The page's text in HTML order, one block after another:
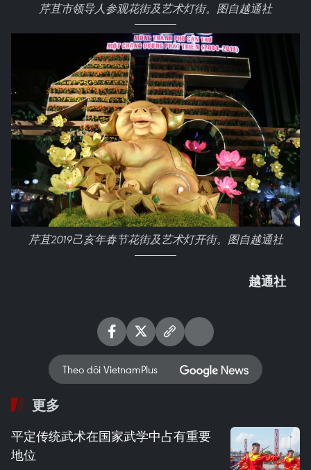
芹苴市领导人参观花街及艺术灯街。图自越通社
芹苴2019己亥年春节花街及艺术灯开街。图自越通社
越通社
Theo dõi VietnamPlus
更多
平定传统武术在国家武学中占有重要
地位